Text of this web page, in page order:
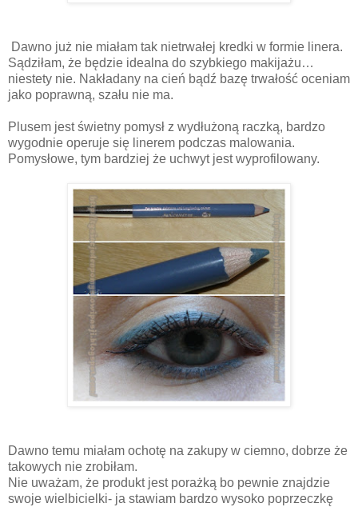
Dawno już nie miałam tak nietrwałej kredki w formie linera.
Sądziłam, że będzie idealna do szybkiego makijażu…
niestety nie. Nakładany na cień bądź bazę trwałość oceniam
jako poprawną, szału nie ma.
Plusem jest świetny pomysł z wydłużoną raczką, bardzo
wygodnie operuje się linerem podczas malowania.
Pomysłowe, tym bardziej że uchwyt jest wyprofilowany.
Dawno temu miałam ochotę na zakupy w ciemno, dobrze że
takowych nie zrobiłam.
Nie uważam, że produkt jest porażką bo pewnie znajdzie
swoje wielbicielki- ja stawiam bardzo wysoko poprzeczkę